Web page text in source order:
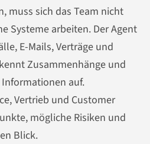
muss sich das Team nicht
Systeme arbeiten. Der Agent
E-Mails, Verträge und
Zusammenhänge und
auf.
Vertrieb und Customer
mögliche Risiken und
Blick.